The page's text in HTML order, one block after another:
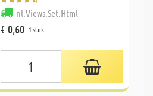
nl.Views.Set.Html
€ 0,60 1 stuk